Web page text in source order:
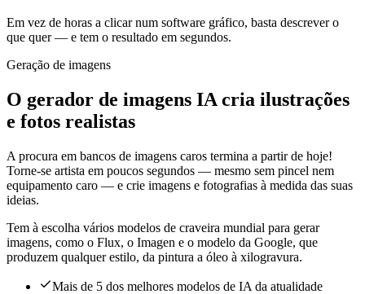
Em vez de horas a clicar num software gráfico, basta descrever o
que quer — e tem o resultado em segundos.
Geração de imagens
O gerador de imagens IA cria ilustrações
e fotos realistas
A procura em bancos de imagens caros termina a partir de hoje!
Torne-se artista em poucos segundos — mesmo sem pincel nem
equipamento caro — e crie imagens e fotografias à medida das suas
ideias.
Tem à escolha vários modelos de craveira mundial para gerar
imagens, como o Flux, o Imagen e o modelo da Google, que
produzem qualquer estilo, da pintura a óleo à xilogravura.
Mais de 5 dos melhores modelos de IA da atualidade